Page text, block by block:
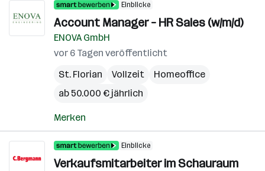
Einblicke
Account Manager – HR Sales (w/m/d)
ENOVA GmbH
vor 6 Tagen veröffentlicht
St. Florian
Vollzeit
Homeoffice
ab 50.000 € jährlich
Merken
Einblicke
Verkaufsmitarbeiter im Schauraum